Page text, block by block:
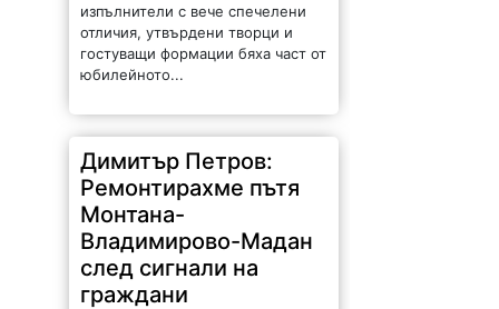
изпълнители с вече спечелени
отличия, утвърдени творци и
гостуващи формации бяха част от
юбилейното...
Димитър Петров:
Ремонтирахме пътя
Монтана-
Владимирово-Мадан
след сигнали на
граждани